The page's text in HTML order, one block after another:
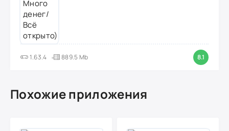
1.63.4 889.5 Mb 8.1
Похожие приложения